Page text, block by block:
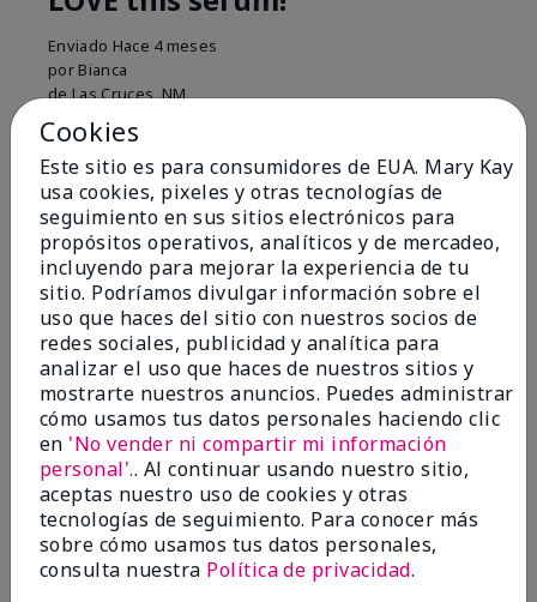
Enviado Hace 4 meses
por Bianca
deLas Cruces, NM
Evaluado en
My skin felt noticeably smoother just a few weeks
after using this MK Brightener. I was genuinely
surprised what a difference it made for my skin tone
and smoothness. I highly recommend!
Mostrar Traducción
ConclusiónSí, recomendaría a un amigo
¿Le ha resultado útil esta
opinión?
8 0
Marcar esta opinión
Cookies
Este sitio es para consumidores de EUA. Mary Kay
usa cookies, pixeles y otras tecnologías de
seguimiento en sus sitios electrónicos para
propósitos operativos, analíticos y de mercadeo,
incluyendo para mejorar la experiencia de tu
sitio. Podríamos divulgar información sobre el
uso que haces del sitio con nuestros socios de
redes sociales, publicidad y analítica para
analizar el uso que haces de nuestros sitios y
mostrarte nuestros anuncios. Puedes administrar
cómo usamos tus datos personales haciendo clic
en 'No vender ni compartir mi información
personal'.. Al continuar usando nuestro sitio,
aceptas nuestro uso de cookies y otras
tecnologías de seguimiento. Para conocer más
sobre cómo usamos tus datos personales,
consulta nuestra Política de privacidad.